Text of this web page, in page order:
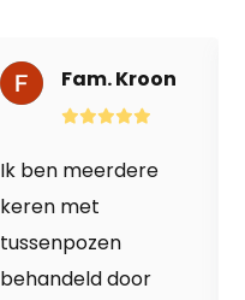
Fam. Kroon
Ik ben meerdere
keren met
tussenpozen
behandeld door